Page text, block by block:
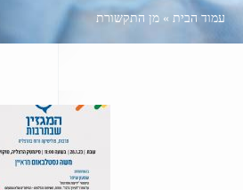
עמוד הבית » מן התקשורת